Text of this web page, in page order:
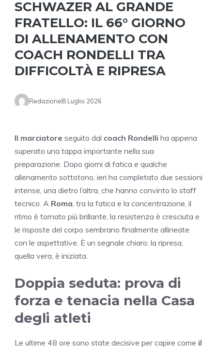
SCHWAZER AL GRANDE
FRATELLO: IL 66° GIORNO
DI ALLENAMENTO CON
COACH RONDELLI TRA
DIFFICOLTÀ E RIPRESA
Redazione8 Luglio 2026
Il marciatore seguito dal coach Rondelli ha appena
superato una tappa importante nella sua
preparazione. Dopo giorni di fatica e qualche
allenamento sottotono, ieri ha completato due sessioni
intense, una dietro l’altra, che hanno convinto lo staff
tecnico. A Roma, tra la fatica e la concentrazione, il
ritmo è tornato più brillante, la resistenza è cresciuta e
le risposte del corpo sembrano finalmente allineate
con le aspettative. È un segnale chiaro: la ripresa,
quella vera, è iniziata.
Doppia seduta: prova di
forza e tenacia nella Casa
degli atleti
Le ultime 48 ore sono state decisive per capire come il